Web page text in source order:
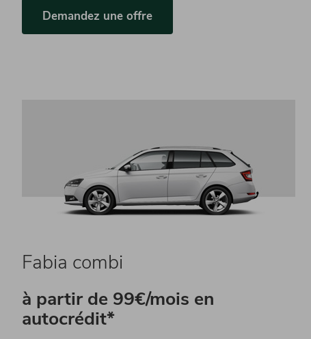
Demandez une offre
Fabia combi
à partir de 99€/mois en
autocrédit*